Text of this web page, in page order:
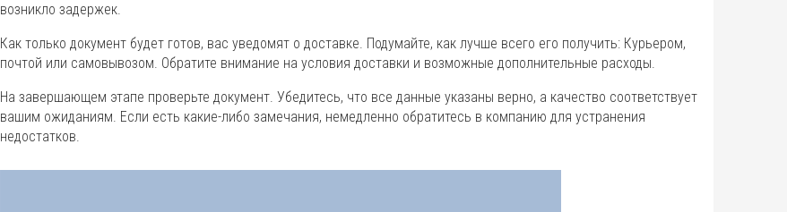
возникло задержек.
Как только документ будет готов, вас уведомят о доставке. Подумайте, как лучше всего его получить: Курьером,
почтой или самовывозом. Обратите внимание на условия доставки и возможные дополнительные расходы.
На завершающем этапе проверьте документ. Убедитесь, что все данные указаны верно, а качество соответствует
вашим ожиданиям. Если есть какие-либо замечания, немедленно обратитесь в компанию для устранения
недостатков.